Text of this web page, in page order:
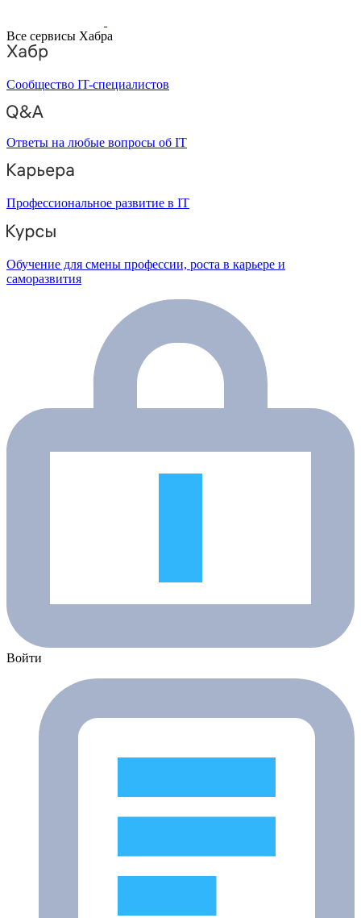
Все сервисы Хабра
Сообщество IT-специалистов
Ответы на любые вопросы об IT
Профессиональное развитие в IT
Обучение для смены профессии, роста в карьере и
саморазвития
Войти